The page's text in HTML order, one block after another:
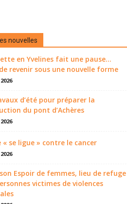
nouvelles
en Yvelines fait une pause...
revenir sous une nouvelle forme
d’été pour préparer la
du pont d’Achères
« se ligue » contre le cancer
Espoir de femmes, lieu de refuge
victimes de violences